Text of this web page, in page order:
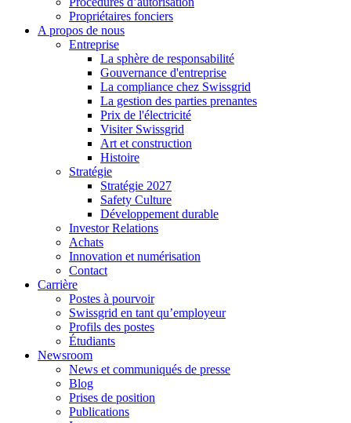
Propriétaires fonciers
A propos de nous
Entreprise
La sphère de responsabilité
Gouvernance d'entreprise
La compliance chez Swissgrid
La gestion des parties prenantes
Prix de l'électricité
Visiter Swissgrid
Art et construction
Histoire
Stratégie
Stratégie 2027
Safety Culture
Développement durable
Investor Relations
Achats
Innovation et numérisation
Contact
Carrière
Postes à pourvoir
Swissgrid en tant qu’employeur
Profils des postes
Étudiants
Newsroom
News et communiqués de presse
Blog
Prises de position
Publications